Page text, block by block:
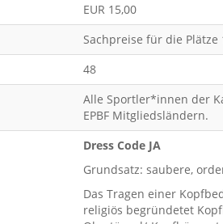
EUR 15,00
Sachpreise für die Plätze
48
Alle Sportler*innen der
EPBF Mitgliedsländern.
Dress Code JA
Grundsatz: saubere,
Das Tragen einer
religiös begründetet